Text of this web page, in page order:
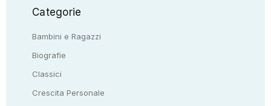
Categorie
Bambini e Ragazzi
Biografie
Classici
Crescita Personale